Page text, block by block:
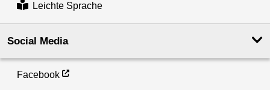
Leichte Sprache
Social Media
Facebook